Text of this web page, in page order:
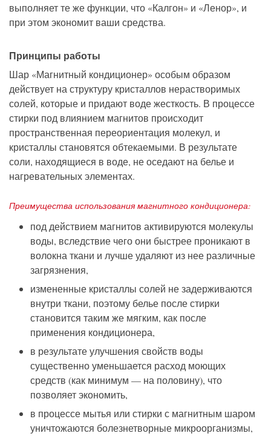
выполняет те же функции, что «Калгон» и «Ленор», и
при этом экономит ваши средства.
Принципы работы
Шар «Магнитный кондиционер» особым образом
действует на структуру кристаллов нерастворимых
солей, которые и придают воде жесткость. В процессе
стирки под влиянием магнитов происходит
пространственная переориентация молекул, и
кристаллы становятся обтекаемыми. В результате
соли, находящиеся в воде, не оседают на белье и
нагревательных элементах.
Преимущества использования магнитного кондиционера:
под действием магнитов активируются молекулы
воды, вследствие чего они быстрее проникают в
волокна ткани и лучше удаляют из нее различные
загрязнения,
измененные кристаллы солей не задерживаются
внутри ткани, поэтому белье после стирки
становится таким же мягким, как после
применения кондиционера,
в результате улучшения свойств воды
существенно уменьшается расход моющих
средств (как минимум — на половину), что
позволяет экономить,
в процессе мытья или стирки с магнитным шаром
уничтожаются болезнетворные микроорганизмы,